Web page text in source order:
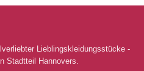
Lieblingskleidungsstücke -
Stadtteil Hannovers.